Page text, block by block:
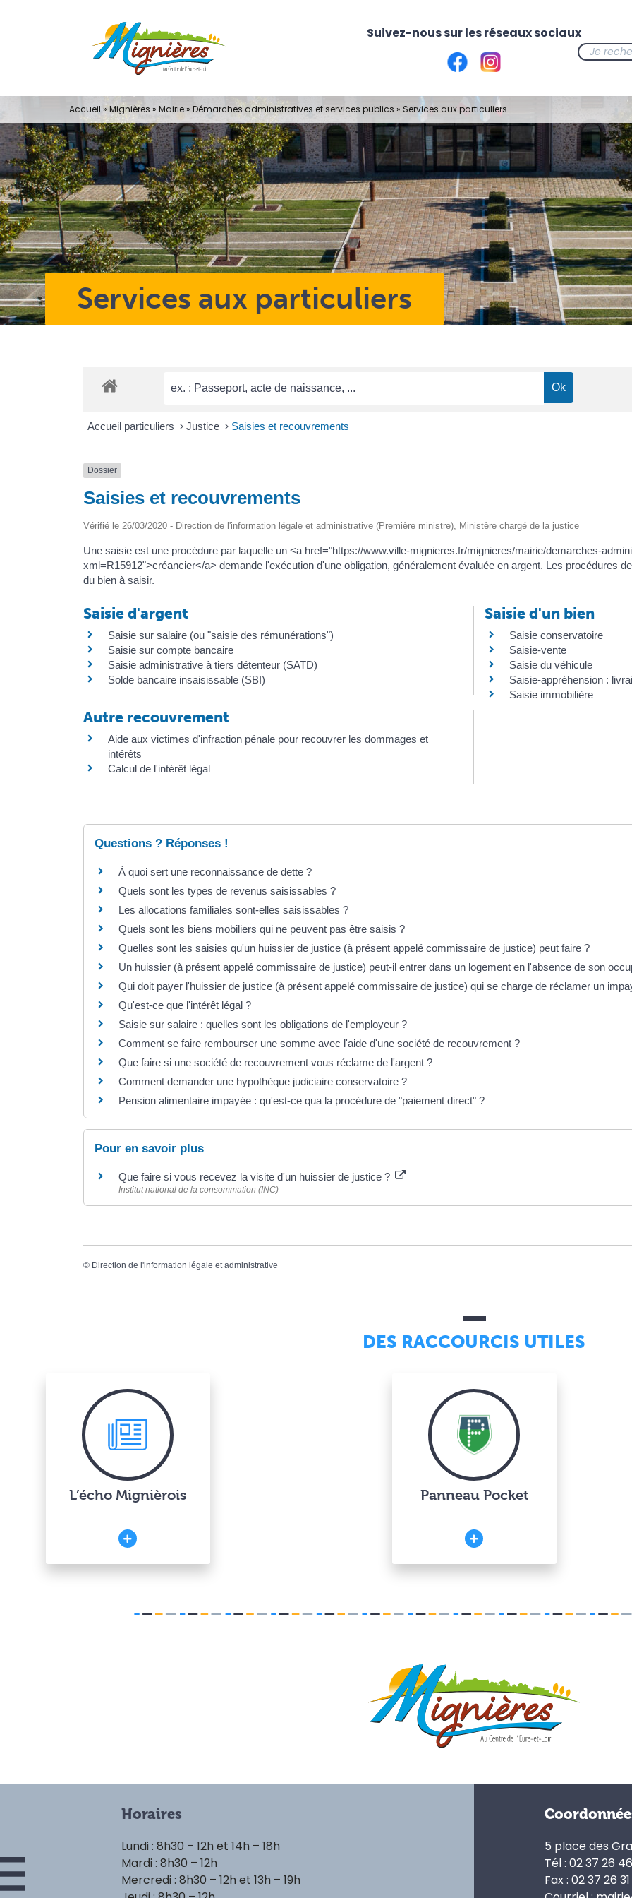
Services aux particuliers
Accueil » Mignières » Mairie» Démarches administratives et services publics » Services aux particuliers
Accueil particuliers > Justice > Saisies et recouvrements
Dossier
Saisies et recouvrements
Vérifié le 26/03/2020 - Direction de l'information légale et administrative (Première ministre), Ministère chargé de la justice
Une saisie est une procédure par laquelle un <a href="https://www.ville-mignieres.fr/mignieres/mairie/demarches-
xml=R15912">créancier</a> demande l'exécution d'une obligation, généralement évaluée en argent. Les procédures
du bien à saisir.
Saisie d'argent
Saisie sur salaire (ou "saisie des rémunérations")
Saisie sur compte bancaire
Saisie administrative à tiers détenteur (SATD)
Solde bancaire insaisissable (SBI)
Saisie d'un bien
Saisie conservatoire
Saisie-vente
Saisie du véhicule
Saisie-appréhension :
Saisie immobilière
Autre recouvrement
Aide aux victimes d'infraction pénale pour recouvrer les dommages et
intérêts
Calcul de l'intérêt légal
Questions ? Réponses !
À quoi sert une reconnaissance de dette ?
Quels sont les types de revenus saisissables ?
Les allocations familiales sont-elles saisissables ?
Quels sont les biens mobiliers qui ne peuvent pas être saisis ?
Quelles sont les saisies qu'un huissier de justice (à présent appelé commissaire de justice) peut faire ?
Un huissier (à présent appelé commissaire de justice) peut-il entrer dans un logement en l'absence de son
Qui doit payer l'huissier de justice (à présent appelé commissaire de justice) qui se charge de réclamer un
Qu'est-ce que l'intérêt légal ?
Saisie sur salaire : quelles sont les obligations de l'employeur ?
Comment se faire rembourser une somme avec l'aide d'une société de recouvrement ?
Que faire si une société de recouvrement vous réclame de l'argent ?
Comment demander une hypothèque judiciaire conservatoire ?
Pension alimentaire impayée : qu'est-ce qua la procédure de "paiement direct" ?
Pour en savoir plus
Que faire si vous recevez la visite d'un huissier de justice ?
Institut national de la consommation (INC)
© Direction de l'information légale et administrative
DES RACCOURCIS UTILES
L’écho Mignièrois Panneau Pocket
Horaires
Lundi : 8h30 – 12h et 14h – 18h
Mardi : 8h30 – 12h
Mercredi : 8h30 – 12h et 13h – 19h
5 place des
Tél : 02 37 26
Fax : 02 37 26